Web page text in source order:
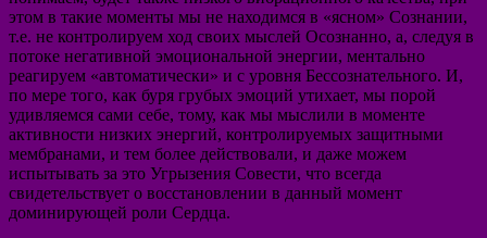
этом в такие моменты мы не находимся в «ясном» Сознании,
т.е. не контролируем ход своих мыслей Осознанно, а, следуя в
потоке негативной эмоциональной энергии, ментально
реагируем «автоматически» и с уровня Бессознательного. И,
по мере того, как буря грубых эмоций утихает, мы порой
удивляемся сами себе, тому, как мы мыслили в моменте
активности низких энергий, контролируемых защитными
мембранами, и тем более действовали, и даже можем
испытывать за это Угрызения Совести, что всегда
свидетельствует о восстановлении в данный момент
доминирующей роли Сердца.